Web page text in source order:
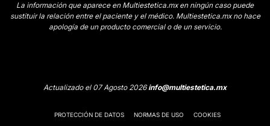
La información que aparece en Multiestetica.mx en ningún caso puede
sustituir la relación entre el paciente y el médico. Multiestetica.mx no hace
apología de un producto comercial o de un servicio.
Actualizado el 07 Agosto 2026info@multiestetica.mx
PROTECCIÓN DE DATOS NORMAS DE USO COOKIES